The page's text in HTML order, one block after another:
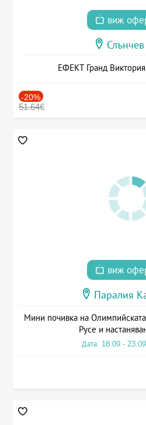
виж
ЕФЕКТ Гранд
-20%
51.64€
виж
Паралия
Мини почивка на
Русе и
Дата: 18.09 -